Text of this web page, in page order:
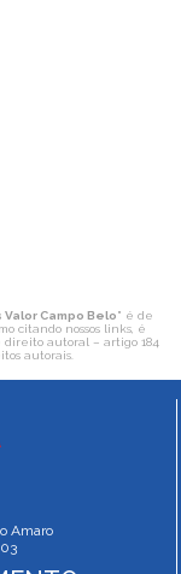
Campo Belo" é de
citando nossos links, é
direito autoral – artigo 184
autorais.
Amaro